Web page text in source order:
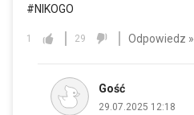
#NIKOGO
1 29 Odpowiedz »
Gość
29.07.2025 12:18